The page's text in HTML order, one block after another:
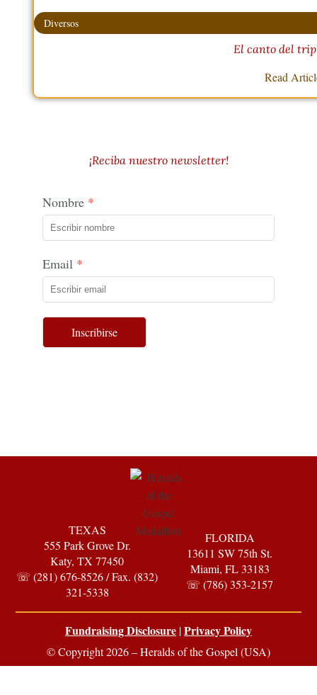
Diversos
El canto del
Read
¡Reciba nuestro newsletter!
Nombre
Email
Inscribirse
TEXAS
555 Park Grove Dr.
Katy, TX 77450
☏ (281) 676-8526 / Fax. (832)
321-5338
FLORIDA
13611 SW 75th St.
Miami, FL 33183
☏ (786) 353-2157
Fundraising Disclosure |Privacy Policy
© Copyright 2026 – Heralds of the Gospel (USA)